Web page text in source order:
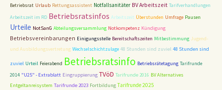
Betriebsrat Urlaub Rettungsassistent Notfallsanitäter BV Arbeitszeit Tarifverhandlungen
Arbeitszeit im RD Betriebsratsinfos Arbeitszeit Überstunden Umfrage Pausen
Urteile NotSanG Abteilungsversammlung Notkompetenz Kündigung
Betriebsvereinbarungen Einigungsstelle Bereitschaftszeiten Mitbestimmung Jugend-
und Ausbildungsvertretung Wechselschichtzulage 48 Stunden sind zuviel 48 Stunden sind
zuviel Urteil Feierabend Betriebsratsinfo Betriebsrätetagung Tarifrunde
2014 "U25" - Extrablatt Eingruppierung TVöD Tarifrunde 2016 BV Alternatives
Entgeltanreisystem Tarifrunde 2023 Fortbildung Tarifrunde 2025